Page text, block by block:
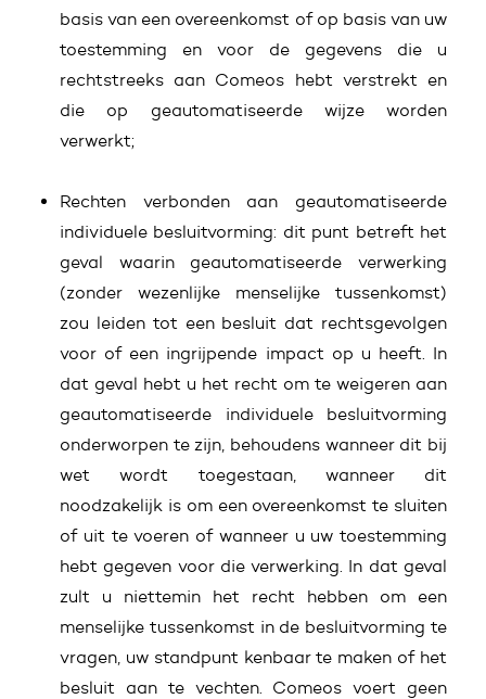
basis van een overeenkomst of op basis van uw
toestemming en voor de gegevens die u
rechtstreeks aan Comeos hebt verstrekt en
die op geautomatiseerde wijze worden
verwerkt;
Rechten verbonden aan geautomatiseerde
individuele besluitvorming: dit punt betreft het
geval waarin geautomatiseerde verwerking
(zonder wezenlijke menselijke tussenkomst)
zou leiden tot een besluit dat rechtsgevolgen
voor of een ingrijpende impact op u heeft. In
dat geval hebt u het recht om te weigeren aan
geautomatiseerde individuele besluitvorming
onderworpen te zijn, behoudens wanneer dit bij
wet wordt toegestaan, wanneer dit
noodzakelijk is om een overeenkomst te sluiten
of uit te voeren of wanneer u uw toestemming
hebt gegeven voor die verwerking. In dat geval
zult u niettemin het recht hebben om een
menselijke tussenkomst in de besluitvorming te
vragen, uw standpunt kenbaar te maken of het
besluit aan te vechten. Comeos voert geen